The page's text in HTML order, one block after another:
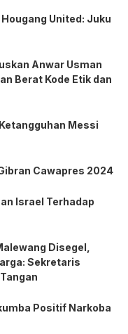
United: Juku
Anwar Usman
Berat Kode Etik dan
Messi
Cawapres 2024
Israel Terhadap
Disegel,
Sekretaris
Positif Narkoba